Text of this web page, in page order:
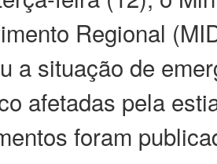
Regional
a situação de
afetadas pela
foram